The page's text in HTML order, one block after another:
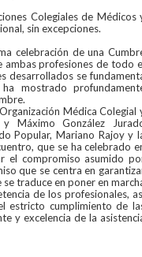
Colegiales de Médicos
sin excepciones.
celebración de una
ambas profesiones de todo
desarrollados se
mostrado
Médica Colegial
Máximo González
Popular, Mariano Rajoy y
que se ha celebrado
el compromiso asumido
que se centra en
traduce en poner en
de los profesionales,
estricto cumplimiento de
y excelencia de la